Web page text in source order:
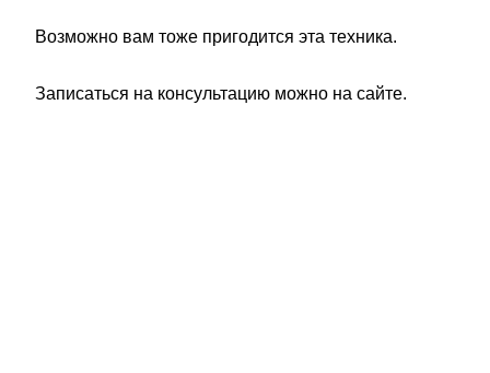
Возможно вам тоже пригодится эта техника.
Записаться на консультацию можно на сайте.